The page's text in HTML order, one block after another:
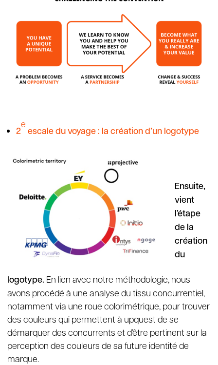
2
e
escale du voyage : la création d’un logotype
Ensuite,
vient
l’étape
de la
création
du
logotype. En lien avec notre méthodologie, nous
avons procédé à une analyse du tissu concurrentiel,
notamment via une roue colorimétrique, pour trouver
des couleurs qui permettent à upquest de se
démarquer des concurrents et d’être pertinent sur la
perception des couleurs de sa future identité de
marque.